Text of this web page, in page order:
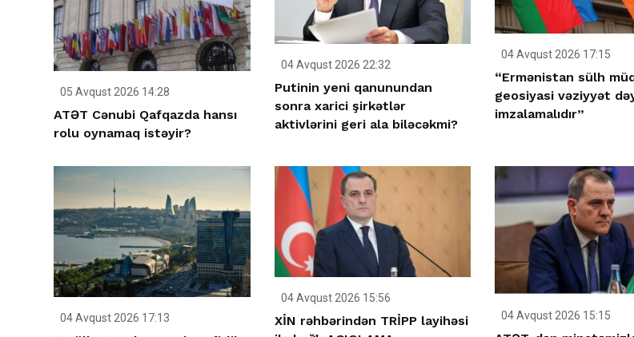
05 Avqust 2026 14:28
ATƏT Cənubi Qafqazda hansı
rolu oynamaq istəyir?
04 Avqust 2026 22:32
Putinin yeni qanunundan
sonra xarici şirkətlər
aktivlərini geri ala biləcəkmi?
04 Avqust 2026 17:15
“Ermənistan sülh
geosiyasi vəziyyət
imzalamalıdır”
04 Avqust 2026 17:13
04 Avqust 2026 15:56
XİN rəhbərindən TRİPP layihəsi
04 Avqust 2026 15:15